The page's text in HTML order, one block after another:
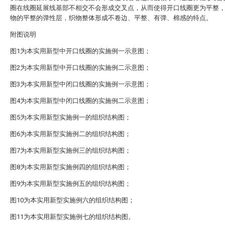
圈在线圈延展线基部不相交不会形成交叉点，从而使得开口线圈更为平整
物的平整的弹性层，织物整体形成不卷边、平整、有弹、棉感的特点。
附图说明
图1为本实用新型中开口线圈的实施例一示意图；
图2为本实用新型中开口线圈的实施例二示意图；
图3为本实用新型中闭口线圈的实施例一示意图；
图4为本实用新型中闭口线圈的实施例二示意图；
图5为本实用新型实施例一的组织结构图；
图6为本实用新型实施例二的组织结构图；
图7为本实用新型实施例三的组织结构图；
图8为本实用新型实施例四的组织结构图；
图9为本实用新型实施例五的组织结构图；
图10为本实用新型实施例六的组织结构图；
图11为本实用新型实施例七的组织结构图。